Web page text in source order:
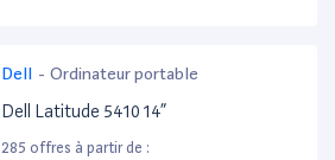
Dell - Ordinateur portable
Dell Latitude 5410 14”
285 offres à partir de :